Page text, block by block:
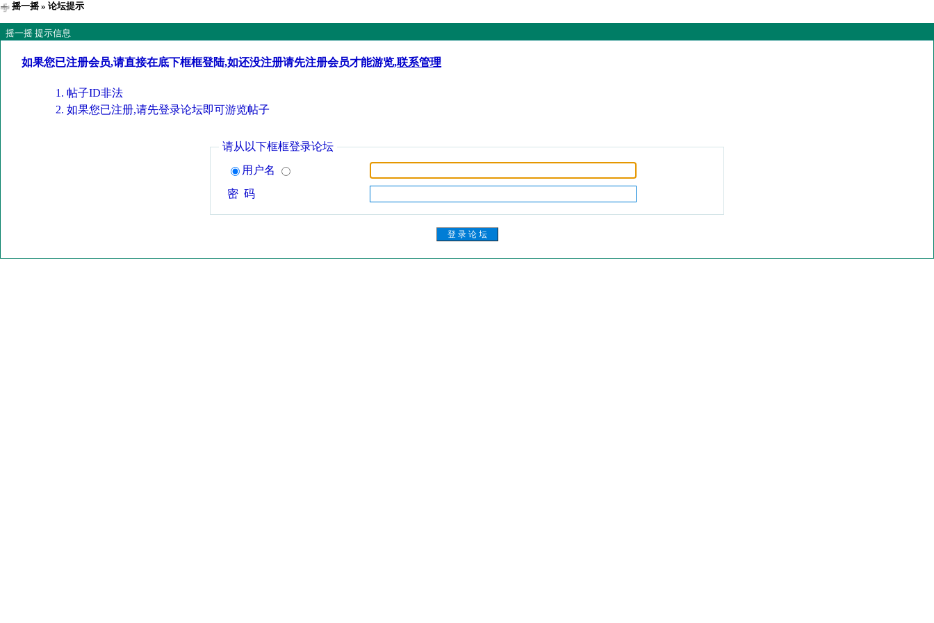
摇一摇» 论坛提示
摇一摇 提示信息
如果您已注册会员,请直接在底下框框登陆,如还没注册请先注册会员才能游览,联系管理
帖子ID非法
如果您已注册,请先登录论坛即可游览帖子
请从以下框框登录论坛
用户名
密 码